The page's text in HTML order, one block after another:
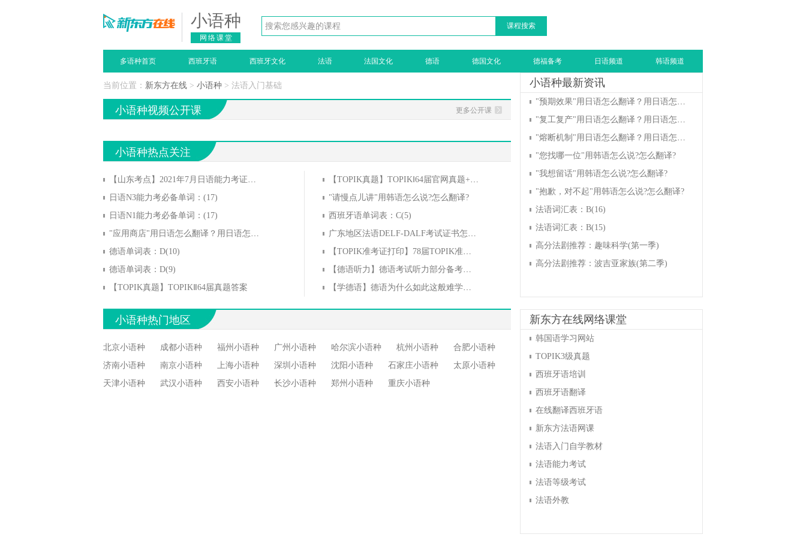
小语种
网络课堂
课程搜索
多语种首页 西班牙语 西班牙文化 法语 法国文化 德语 德国文化 德福备考 日语频道 韩语频道
当前位置： 新东方在线 > 小语种 > 法语入门基础
小语种视频公开课 更多公开课
小语种热点关注
【山东考点】2021年7月日语能力考证书领取通知
日语N3能力考必备单词：(17)
日语N1能力考必备单词：(17)
"应用商店"用日语怎么翻译？用日语怎么说？
德语单词表：D(10)
德语单词表：D(9)
【TOPIK真题】TOPIKⅡ64届真题答案
【TOPIK真题】TOPIKⅠ64届官网真题+解析汇总
"请慢点儿讲"用韩语怎么说?怎么翻译?
西班牙语单词表：C(5)
广东地区法语DELF-DALF考试证书怎么领取？
【TOPIK准考证打印】78届TOPIK准考证今起开始打印！
【德语听力】德语考试听力部分备考——后期准备
【学德语】德语为什么如此这般难学？？？
小语种热门地区
北京小语种 成都小语种 福州小语种 广州小语种 哈尔滨小语种 杭州小语种
合肥小语种
济南小语种
南京小语种 上海小语种 深圳小语种 沈阳小语种 石家庄小语种
太原小语种
天津小语种
武汉小语种 西安小语种 长沙小语种 郑州小语种 重庆小语种
小语种最新资讯
"预期效果"用日语怎么翻译？用日语怎么说？
"复工复产"用日语怎么翻译？用日语怎么说？
"熔断机制"用日语怎么翻译？用日语怎么说？
"您找哪一位"用韩语怎么说?怎么翻译?
"我想留话"用韩语怎么说?怎么翻译?
"抱歉，对不起"用韩语怎么说?怎么翻译?
法语词汇表：B(16)
法语词汇表：B(15)
高分法剧推荐：趣味科学(第一季)
高分法剧推荐：波吉亚家族(第二季)
新东方在线网络课堂
韩国语学习网站
TOPIK3级真题
西班牙语培训
西班牙语翻译
在线翻译西班牙语
新东方法语网课
法语入门自学教材
法语能力考试
法语等级考试
法语外教